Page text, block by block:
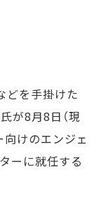
どを手掛けた
が8月8日（現
向けのエンジェ
ーに就任する